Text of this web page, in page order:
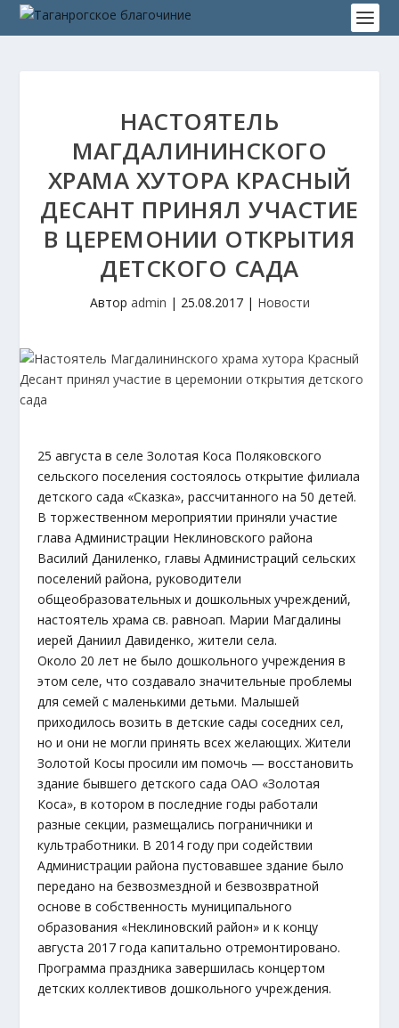
НАСТОЯТЕЛЬ
МАГДАЛИНИНСКОГО
ХРАМА ХУТОРА КРАСНЫЙ
ДЕСАНТ ПРИНЯЛ УЧАСТИЕ
В ЦЕРЕМОНИИ ОТКРЫТИЯ
ДЕТСКОГО САДА
Автор admin | 25.08.2017| Новости
25 августа в селе Золотая Коса Поляковского
сельского поселения состоялось открытие филиала
детского сада «Сказка», рассчитанного на 50 детей.
В торжественном мероприятии приняли участие
глава Администрации Неклиновского района
Василий Даниленко, главы Администраций сельских
поселений района, руководители
общеобразовательных и дошкольных учреждений,
настоятель храма св. равноап. Марии Магдалины
иерей Даниил Давиденко, жители села.
Около 20 лет не было дошкольного учреждения в
этом селе, что создавало значительные проблемы
для семей с маленькими детьми. Малышей
приходилось возить в детские сады соседних сел,
но и они не могли принять всех желающих. Жители
Золотой Косы просили им помочь — восстановить
здание бывшего детского сада ОАО «Золотая
Коса», в котором в последние годы работали
разные секции, размещались пограничники и
культработники. В 2014 году при содействии
Администрации района пустовавшее здание было
передано на безвозмездной и безвозвратной
основе в собственность муниципального
образования «Неклиновский район» и к концу
августа 2017 года капитально отремонтировано.
Программа праздника завершилась концертом
детских коллективов дошкольного учреждения.